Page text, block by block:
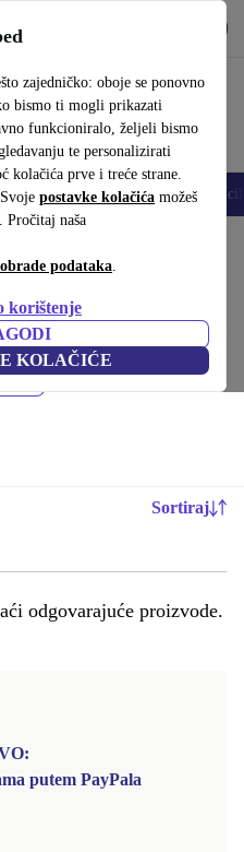
zajedničko: oboje se ponovno
bismo ti mogli prikazati
funkcioniralo, željeli bismo
te personalizirati
kolačića prve i treće strane.
postavke kolačića možeš
naša
podataka.
korištenje
KOLAČIĆE
Sport e-bicikala Joga
– kvaliteta, jamstvo i 30 dana za
Sortiraj
odgovarajuće proizvode.
putem PayPala